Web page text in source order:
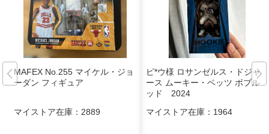
MAFEX No.255 マイケル・ジョ
ーダン フィギュア
マイストア在庫： 2889
ピ*ウ様 ロサンゼルス・ドジャ
ース ムーキー・ベッツ ボブルヘ
ッド 2024
マイストア在庫： 1964